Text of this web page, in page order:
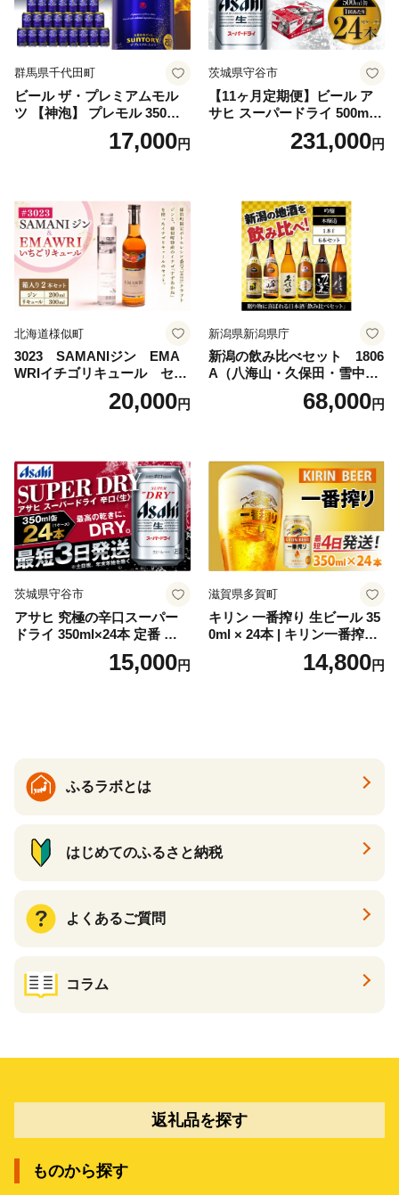
群馬県千代田町
ビール ザ・プレミアムモル
ツ 【神泡】 プレモル 350ml
× 24本 サントリー〈天然水の
ビール工場〉群馬※沖縄・離
17,000円
茨城県守谷市
【11ヶ月定期便】ビール ア
サヒ スーパードライ 500ml 2
4本 1ケース×11ヶ月 | アサヒ
ビール 究極の辛口 酒 お酒 ア
uper dry 11回 缶ビール 缶 ギ
フト 内祝い 茨城県守谷市 送
料無料
231,000円
北海道様似町
3023 SAMANIジン EMA
WRIイチゴリキュール セッ
ト（箱入り）【大人の味 酒
お酒 洋酒 スピリッツ クラフ
セット 詰め合わせ カクテル
ソーダ割り アルコール ロッ
ク ソーダ ジントニック 】
20,000円
新潟県新潟県庁
新潟の飲み比べセット 1806
A（八海山・久保田・雪中
梅・越乃寒梅・かたふね・千
68,000円
茨城県守谷市
アサヒ 究極の辛口スーパー
ドライ 350ml×24本 定番 ビー
ル 缶ビール 酒 お酒 アルコー
15,000円
滋賀県多賀町
キリン 一番搾り 生ビール 35
0ml × 24本 | キリン一番搾り
キリンビール 一番搾り ビー
ル 24缶 きりんいちばんしぼ
14,800円
ふるラボとは
はじめてのふるさと納税
よくあるご質問
コラム
返礼品を探す
ものから探す